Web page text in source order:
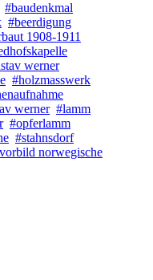
#baudenkmal
#beerdigung
1908-1911
werner
#holzmasswerk
werner #lamm
#opferlamm
#stahnsdorf
norwegische